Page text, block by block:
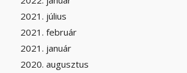
2021. július
2021. február
2021. január
2020. augusztus